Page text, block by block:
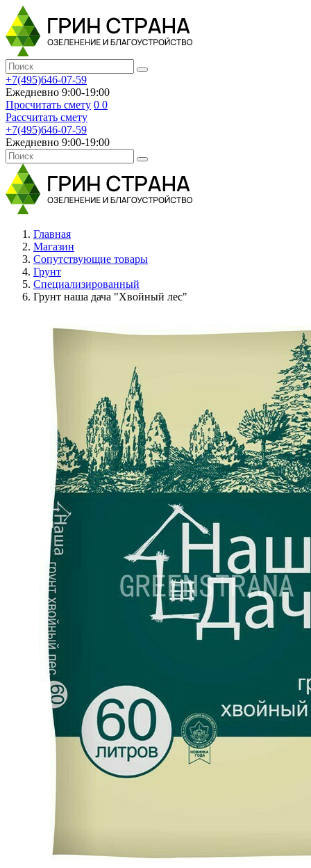
+7(495)646-07-59
Ежедневно 9:00-19:00
Просчитать смету 0 0
Рассчитать смету
+7(495)646-07-59
Ежедневно 9:00-19:00
Главная
Магазин
Сопутствующие товары
Грунт
Специализированный
Грунт наша дача "Хвойный лес"